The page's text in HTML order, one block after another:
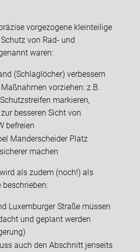
vorgezogene kleinteilige
von Rad- und
waren:
(Schlaglöcher) verbessern
vorziehen: z.B.
markieren,
besseren Sicht von
befreien
Manderscheider Platz
machen
als zudem (noch!) als
Luxemburger Straße müssen
und geplant werden
auch den Abschnitt jenseits